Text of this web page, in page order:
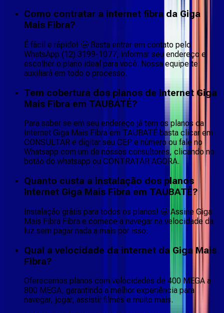
Como contratar a internet fibra da Giga
Mais Fibra?
É fácil e rápido! 🤩 Basta entrar em contato pelo
WhatsApp (12) 3199-1077, informar seu endereço e
escolher o plano ideal para você. Nossa equipe te
auxiliará em todo o processo.
Tem cobertura dos planos de internet Giga
Mais Fibra em TAUBATÉ?
Para saber se em seu endereço já tem os planos da
Internet Giga Mais Fibra em TAUBATÉ basta clicar em
CONSULTAR e digitar seu CEP e número ou fale no
Whatsapp com um de nossos consultores, clicando no
botão do whatsapp ou CONTRATAR AGORA.
Quanto custa a instalação dos planos
Internet Giga Mais Fibra em TAUBATÉ?
Instalação grátis para todos os planos! 🤩 Assine Giga
Mais Fibra Fibra e comece a navegar na velocidade da
luz sem pagar nada a mais por isso.
Qual a velocidade da internet da Giga Mais
Fibra?
Oferecemos planos com velocidades de 400 MEGA a
800 MEGA, garantindo a melhor experiência para
navegar, jogar, assistir filmes e muito mais.